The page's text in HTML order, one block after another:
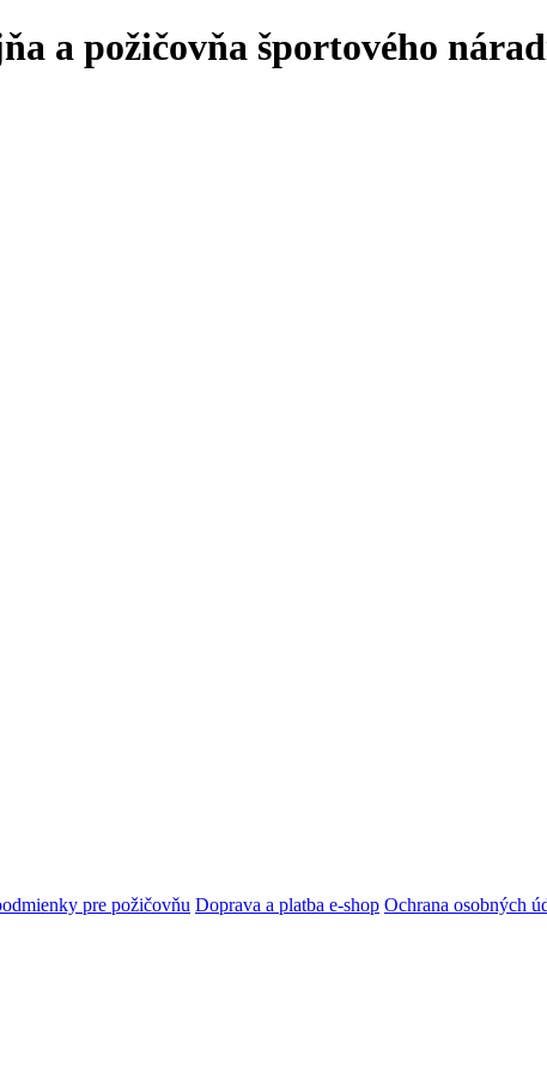
a požičovňa športového
pre požičovňu Doprava a platba e-shop Ochrana osobných